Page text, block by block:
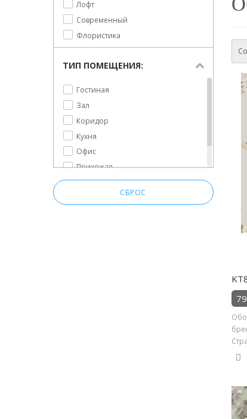
Лофт
Современный
Флористика
ТИП ПОМЕЩЕНИЯ:
Гостиная
Зал
Коридор
Кухня
Офис
Прихожая
Спальня
СБРОС